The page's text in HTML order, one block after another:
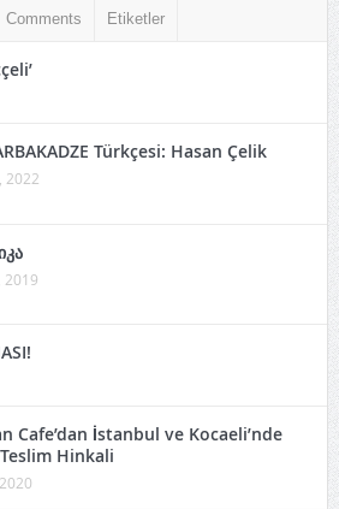
Comments Etiketler
Türkçesi: Hasan Çelik
2022
2019
Cafe’dan İstanbul ve Kocaeli’nde
Hinkali